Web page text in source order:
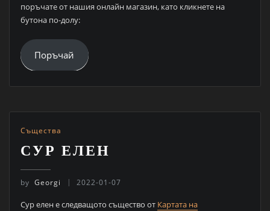
поръчате от нашия онлайн магазин, като кликнете на
бутона по-долу:
Поръчай
Същества
СУР ЕЛЕН
by Georgi 2022-01-07
Сур елен е следващото същество от Картата на